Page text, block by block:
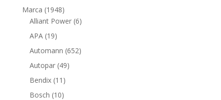
productos
Marca 19481948
productos
Alliant Power 66
APA 1919
productos
Automann 652652
Autopar 4949
Bendix 11 11
productos
Bosch 1010